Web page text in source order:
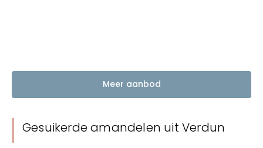
Meer aanbod
Gesuikerde amandelen uit Verdun